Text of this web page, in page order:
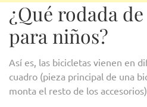
¿Qué rodada
para niños?
Así es, las bicicletas vienen en
cuadro (pieza principal de una
monta el resto de los